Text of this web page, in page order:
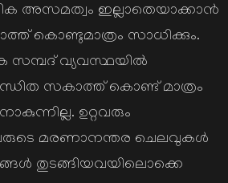
അസമത്വം ഇല്ലാതെയാക്കാന്‍
കൊണ്ടുമാത്രം സാധിക്കും.
സമ്പദ് വ്യവസ്ഥയില്‍
സകാത്ത് കൊണ്ട് മാത്രം
ഉറ്റവരും
മരണാനന്തര ചെലവുകള്‍
തുടങ്ങിയവയിലൊക്കെ